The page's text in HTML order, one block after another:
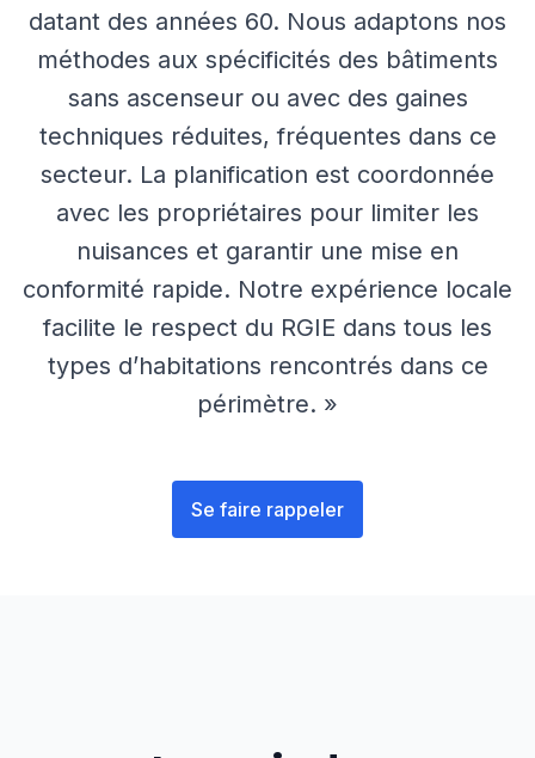
datant des années 60. Nous adaptons nos
méthodes aux spécificités des bâtiments
sans ascenseur ou avec des gaines
techniques réduites, fréquentes dans ce
secteur. La planification est coordonnée
avec les propriétaires pour limiter les
nuisances et garantir une mise en
conformité rapide. Notre expérience locale
facilite le respect du RGIE dans tous les
types d’habitations rencontrés dans ce
périmètre. »
Se faire rappeler